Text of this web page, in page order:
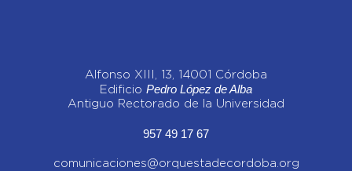
Alfonso XIII, 13, 14001 Córdoba
Edificio Pedro López de Alba
Antiguo Rectorado de la Universidad
957 49 17 67
comunicaciones@orquestadecordoba.org